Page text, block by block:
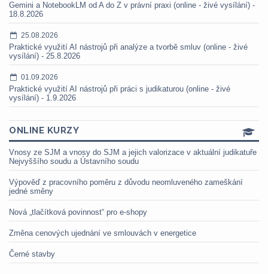
Gemini a NotebookLM od A do Z v právní praxi (online - živé vysílání) -
18.8.2026
25.08.2026
Praktické využití AI nástrojů při analýze a tvorbě smluv (online - živé
vysílání) - 25.8.2026
01.09.2026
Praktické využití AI nástrojů při práci s judikaturou (online - živé
vysílání) - 1.9.2026
ONLINE KURZY
Vnosy ze SJM a vnosy do SJM a jejich valorizace v aktuální judikatuře
Nejvyššího soudu a Ústavního soudu
Výpověď z pracovního poměru z důvodu neomluveného zameškání
jedné směny
Nová „tlačítková povinnost“ pro e-shopy
Změna cenových ujednání ve smlouvách v energetice
Černé stavby